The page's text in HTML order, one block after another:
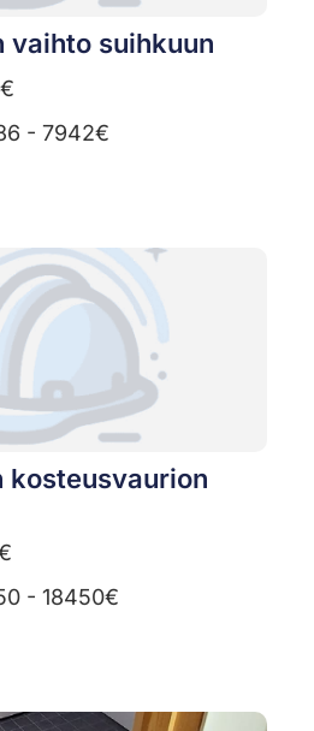
vaihto suihkuun
- 7942€
kosteusvaurion
- 18450€